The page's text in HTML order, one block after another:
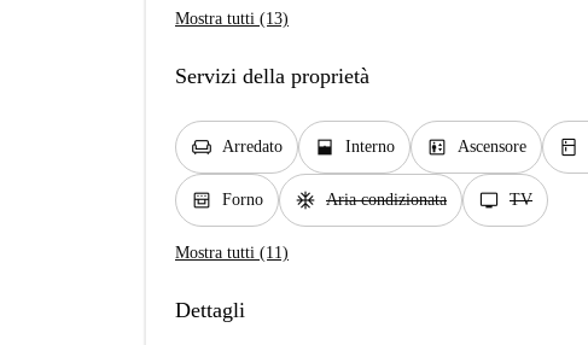
Mostra tutti (13)
Servizi della proprietà
chair Arredato window_open Interno elevator Ascensore kitchen
oven_gen Forno ac_unit Aria condizionata tv TV
Mostra tutti (11)
Dettagli